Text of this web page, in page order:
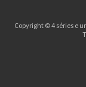
Copyright © 4 séries e